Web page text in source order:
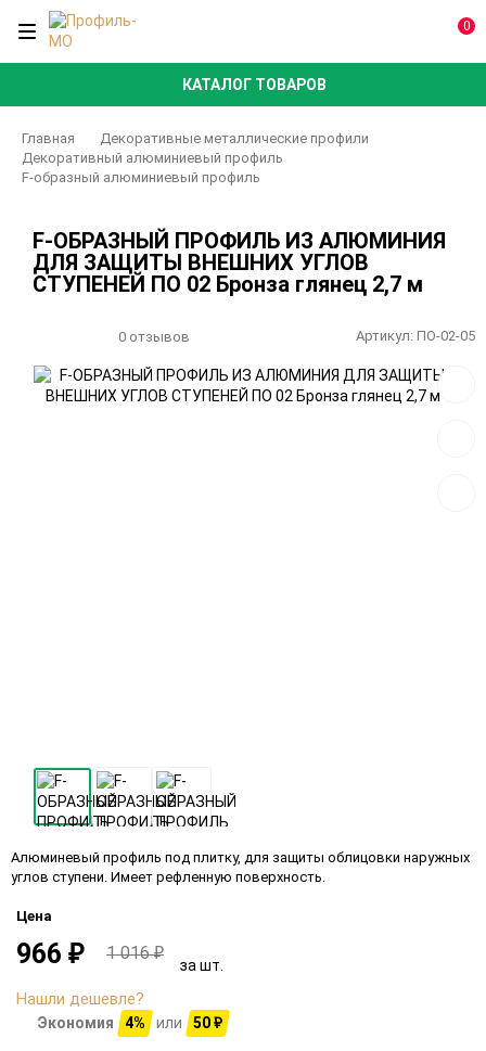
КАТАЛОГ ТОВАРОВ
0
Главная
Декоративные металлические профили
Декоративный алюминиевый профиль
F-образный алюминиевый профиль
F-ОБРАЗНЫЙ ПРОФИЛЬ ИЗ АЛЮМИНИЯ
ДЛЯ ЗАЩИТЫ ВНЕШНИХ УГЛОВ
СТУПЕНЕЙ ПО 02 Бронза глянец 2,7 м
в
Артикул: ПО-02-05
Алюминевый профиль под плитку, для защиты облицовки наружных
углов ступени. Имеет рефленную поверхность.
0 отзывов
Цена
966 ₽ 1 016₽
за шт.
Нашли дешевле?
Экономия 4% или 50 ₽